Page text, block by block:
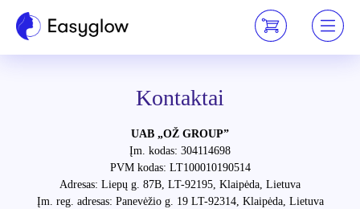
Kontaktai
UAB „OŽ GROUP”
Įm. kodas: 304114698
PVM kodas: LT100010190514
Adresas: Liepų g. 87B, LT-92195, Klaipėda, Lietuva
Įm. reg. adresas: Panevėžio g. 19 LT-92314, Klaipėda, Lietuva